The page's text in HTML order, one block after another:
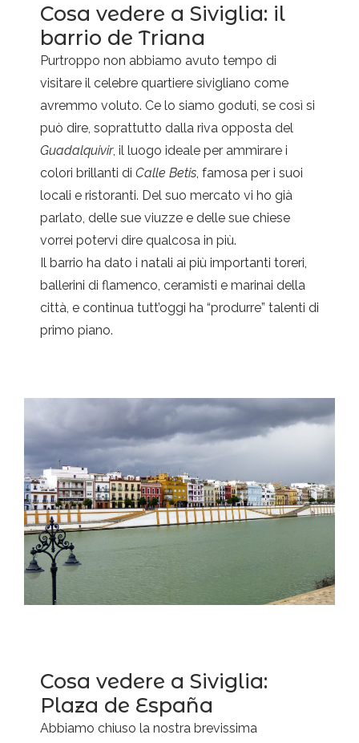
Cosa vedere a Siviglia: il
barrio de Triana
Purtroppo non abbiamo avuto tempo di
visitare il celebre quartiere sivigliano come
avremmo voluto. Ce lo siamo goduti, se così si
può dire, soprattutto dalla riva opposta del
Guadalquivir, il luogo ideale per ammirare i
colori brillanti di Calle Betis , famosa per i suoi
locali e ristoranti. Del suo mercato vi ho già
parlato, delle sue viuzze e delle sue chiese
vorrei potervi dire qualcosa in più.
Il barrio ha dato i natali ai più importanti toreri,
ballerini di flamenco, ceramisti e marinai della
città, e continua tutt’oggi ha “produrre” talenti di
primo piano.
Cosa vedere a Siviglia:
Plaza de España
Abbiamo chiuso la nostra brevissima
Privacy & Cookies Policy